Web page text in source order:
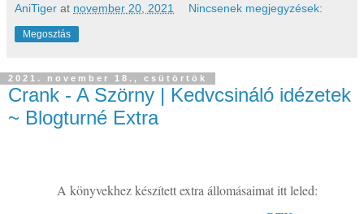
AniTiger at november 20, 2021 Nincsenek megjegyzések:
Megosztás
2021. november 18., csütörtök
Crank - A Szörny | Kedvcsináló idézetek
~ Blogturné Extra
A könyvekhez készített extra állomásaimat itt leled: